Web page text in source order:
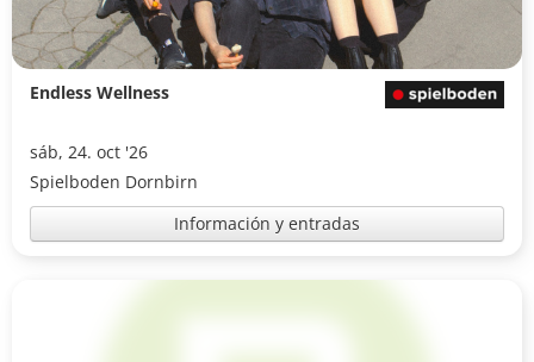
Endless Wellness
sáb, 24. oct '26
Spielboden Dornbirn
Información y entradas